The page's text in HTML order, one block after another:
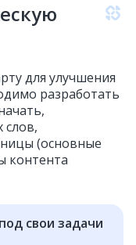
для улучшения
разработать
слов,
(основные
контента
свои задачи